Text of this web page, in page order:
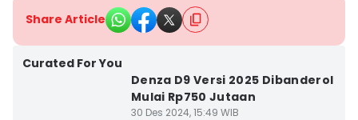
Share Article
Curated For You
Denza D9 Versi 2025 Dibanderol
Mulai Rp750 Jutaan
30 Des 2024, 15:49 WIB